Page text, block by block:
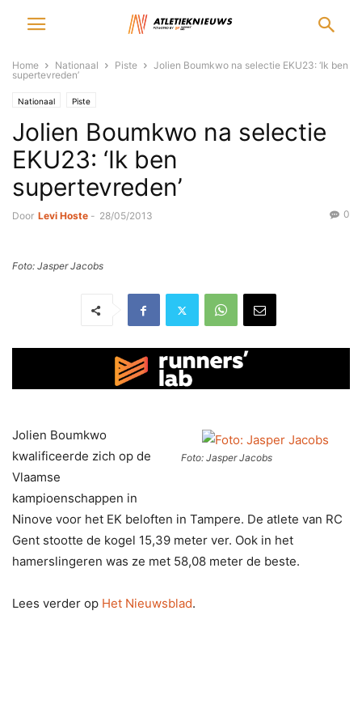
Home Nationaal Piste
Jolien Boumkwo na selectie EKU23: ‘Ik ben
supertevreden’
Nationaal Piste
Jolien Boumkwo na selectie
EKU23: ‘Ik ben
supertevreden’
Door Levi Hoste - 28/05/2013 0
Foto: Jasper Jacobs
Foto: Jasper Jacobs
Jolien Boumkwo
kwalificeerde zich op de
Vlaamse
kampioenschappen in
Ninove voor het EK beloften in Tampere. De atlete van RC
Gent stootte de kogel 15,39 meter ver. Ook in het
hamerslingeren was ze met 58,08 meter de beste.
Lees verder op Het Nieuwsblad.